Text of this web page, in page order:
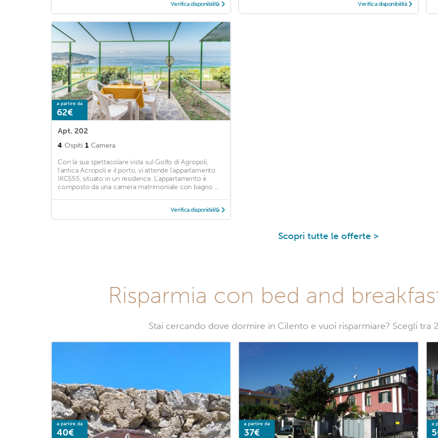
Verifica disponibilità Verifica disponibilità
a partire da
62€
Apt. 202
4 Ospiti 1 Camera
Con la sua spettacolare vista sul Golfo di Agropoli,
l'antica Acropoli e il porto, vi attende l'appartamento
IKC555, situato in un residence. L'appartamento è
composto da una camera matrimoniale con bagno ...
Verifica disponibilità
Scopri tutte le offerte >
Risparmia con bed and
Stai cercando dove dormire in Cilento e vuoi risparmiare? Scegli tra
a partire da
40€
a partire da
37€
a